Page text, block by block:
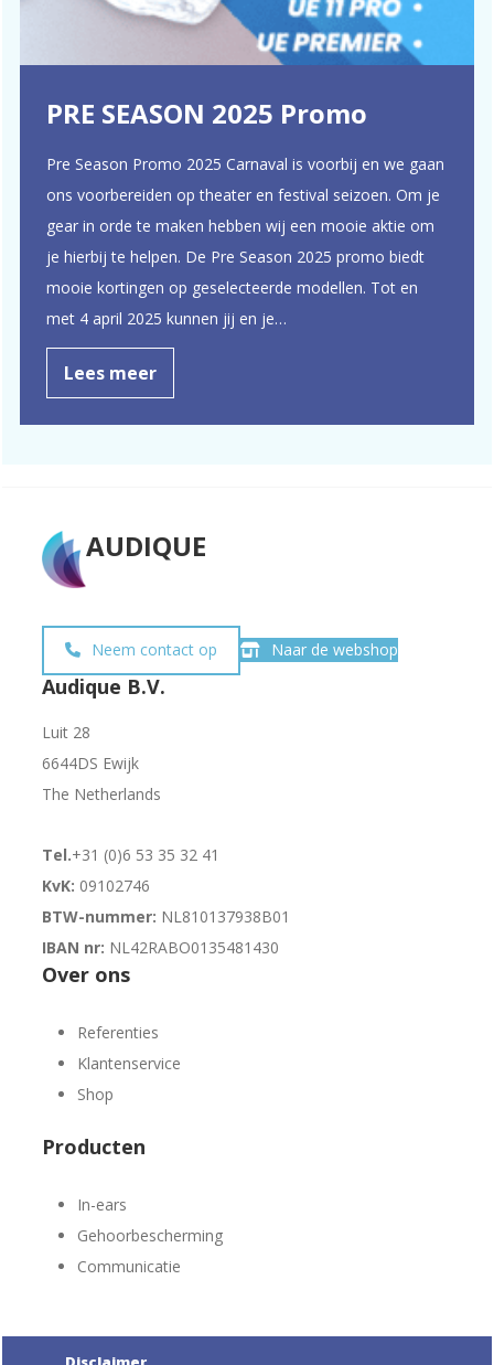
PRE SEASON 2025 Promo
Pre Season Promo 2025 Carnaval is voorbij en we gaan
ons voorbereiden op theater en festival seizoen. Om je
gear in orde te maken hebben wij een mooie aktie om
je hierbij te helpen. De Pre Season 2025 promo biedt
mooie kortingen op geselecteerde modellen. Tot en
met 4 april 2025 kunnen jij en je…
Lees meer
AUDIQUE
Neem contact op Naar de webshop
Audique B.V.
Luit 28
6644DS Ewijk
The Netherlands
Tel.+31 (0)6 53 35 32 41
KvK: 09102746
BTW-nummer: NL810137938B01
IBAN nr: NL42RABO0135481430
Over ons
Referenties
Klantenservice
Shop
Producten
In-ears
Gehoorbescherming
Communicatie